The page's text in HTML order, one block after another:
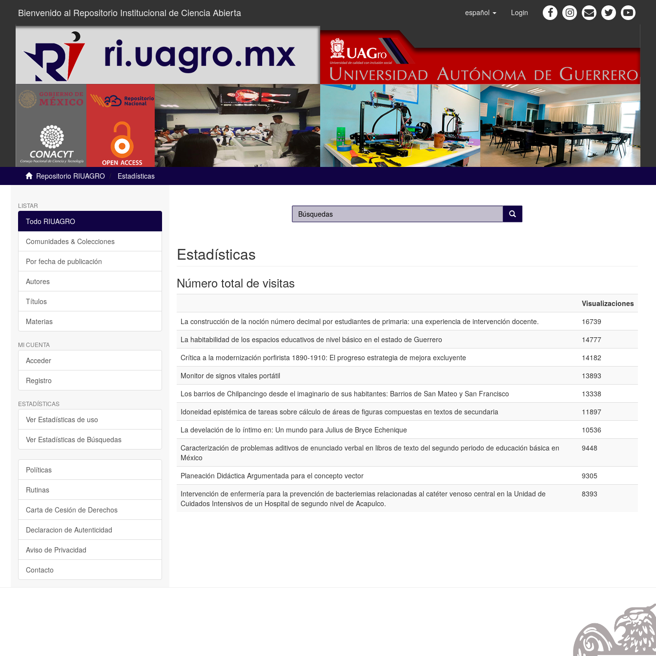
Bienvenido al Repositorio Institucional de Ciencia Abierta español Login
Repositorio RIUAGRO Estadísticas
Estadísticas
Número total de visitas
Visualizaciones
La construcción de la noción número decimal por estudiantes de primaria: una experiencia de intervención docente.
16739
La habitabilidad de los espacios educativos de nivel básico en el estado de Guerrero
14777
Crítica a la modernización porfirista 1890-1910: El progreso estrategia de mejora excluyente
14182
Monitor de signos vitales portátil
13893
Los barrios de Chilpancingo desde el imaginario de sus habitantes: Barrios de San Mateo y San Francisco
13338
Idoneidad epistémica de tareas sobre cálculo de áreas de figuras compuestas en textos de secundaria
11897
La develación de lo íntimo en: Un mundo para Julius de Bryce Echenique
10536
Caracterización de problemas aditivos de enunciado verbal en libros de texto del segundo periodo de educación básica en
México
9448
Planeación Didáctica Argumentada para el concepto vector
9305
Intervención de enfermería para la prevención de bacteriemias relacionadas al catéter venoso central en la Unidad de
Cuidados Intensivos de un Hospital de segundo nivel de Acapulco.
8393
LISTAR
Todo RIUAGRO
Comunidades & Colecciones
Por fecha de publicación
Autores
Títulos
Materias
MI CUENTA
Acceder
Registro
ESTADÍSTICAS
Ver Estadísticas de uso
Ver Estadísticas de Búsquedas
Políticas
Rutinas
Carta de Cesión de Derechos
Declaracion de Autenticidad
Aviso de Privacidad
Contacto